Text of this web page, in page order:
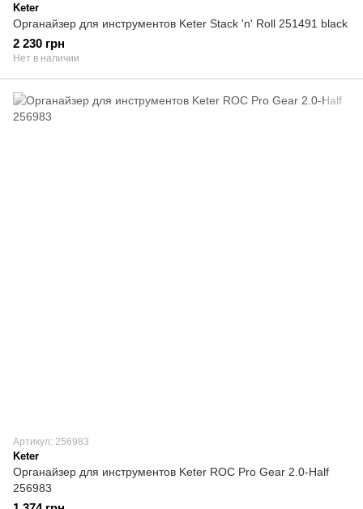
Keter
Органайзер для инструментов Keter Stack 'n' Roll 251491 black
2 230 грн
Нет в наличии
Артикул: 256983
Keter
Органайзер для инструментов Keter ROC Pro Gear 2.0-Half
256983